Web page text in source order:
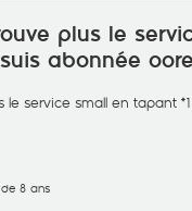
plus le
abonnée
le service small en tapant
8 ans